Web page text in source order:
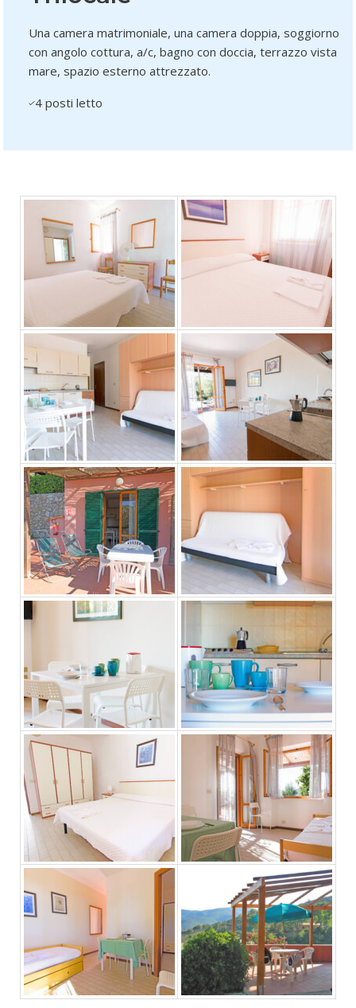
Una camera matrimoniale, una camera doppia, soggiorno
con angolo cottura, a/c, bagno con doccia, terrazzo vista
mare, spazio esterno attrezzato.
4 posti letto